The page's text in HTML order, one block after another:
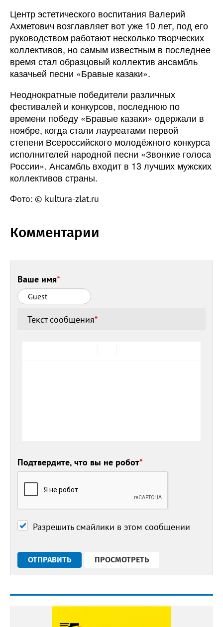
Центр эстетического воспитания Валерий
Ахметович возглавляет вот уже 10 лет, под его
руководством работают несколько творческих
коллективов, но самым известным в последнее
время стал образцовый коллектив ансамбль
казачьей песни «Бравые казаки».
Неоднократные победители различных
фестивалей и конкурсов, последнюю по
времени победу «Бравые казаки» одержали в
ноябре, когда стали лауреатами первой
степени Всероссийского молодёжного конкурса
исполнителей народной песни «Звонкие голоса
России». Ансамбль входит в 13 лучших мужских
коллективов страны.
Фото: © kultura-zlat.ru
Комментарии
Ваше имя*
Текст сообщения*
Подтвердите, что вы не робот*
Разрешить смайлики в этом сообщении